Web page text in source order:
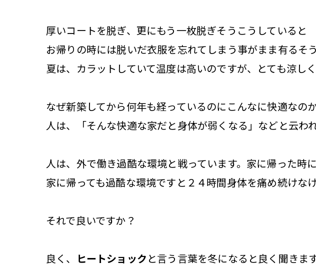
厚いコートを脱ぎ、更にもう一枚脱ぎそうこうしていると
お帰りの時には脱いだ衣服を忘れてしまう事がまま有るそう
夏は、カラットしていて温度は高いのですが、とても涼し
なぜ新築してから何年も経っているのにこんなに快適なの
人は、「そんな快適な家だと身体が弱くなる」などと云わ
人は、外で働き過酷な環境と戦っています。家に帰った時
家に帰っても過酷な環境ですと２４時間身体を痛め続けな
それで良いですか？
良く、 ヒートショック と言う言葉を冬になると良く聞きます